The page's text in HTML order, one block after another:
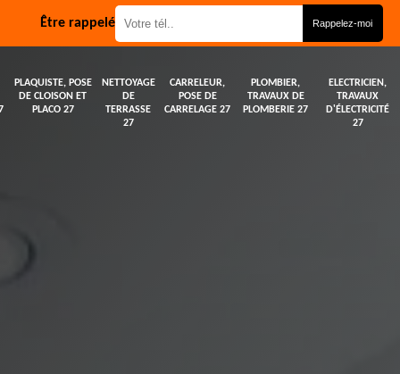
Être rappelé
PLAQUISTE, POSE
DE CLOISON ET
PLACO 27
NETTOYAGE
DE
TERRASSE
27
CARRELEUR,
POSE DE
CARRELAGE 27
PLOMBIER,
TRAVAUX DE
PLOMBERIE 27
ELECTRICIEN,
TRAVAUX
D'ÉLECTRICITÉ
27